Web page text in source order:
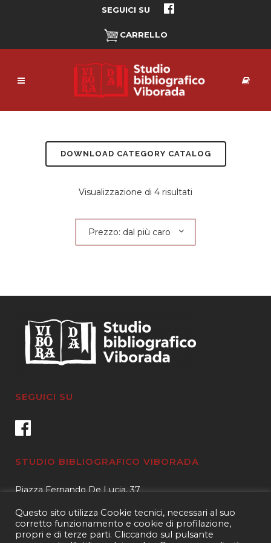
SEGUICI SU
CARRELLO
DOWNLOAD CATEGORY CATALOG
Visualizzazione di 4 risultati
Prezzo: dal più caro
SEGUICI SU
STUDIO BIBLIOGRAFICO VIBORADA
Piazza Fernando De Lucia, 37
Tel.3400596959 – 3404632889
email.info@viborada.it
Questo sito utilizza Cookie tecnici, necessari al suo
corretto funzionamento e cookie di profilazione,
propri e di terze parti. Cliccando sul pulsante